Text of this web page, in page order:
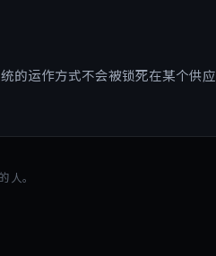
的运作方式不会被锁死在某个供应
人。